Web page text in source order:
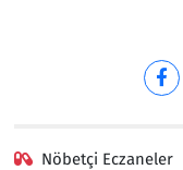
Nöbetçi Eczaneler